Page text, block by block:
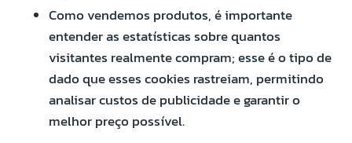
Como vendemos produtos, é importante
entender as estatísticas sobre quantos
visitantes realmente compram; esse é o tipo de
dado que esses cookies rastreiam, permitindo
analisar custos de publicidade e garantir o
melhor preço possível.